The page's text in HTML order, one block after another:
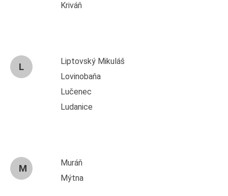
Kriváň
L
Liptovský Mikuláš
Lovinobaňa
Lučenec
Ludanice
M
Muráň
Mýtna